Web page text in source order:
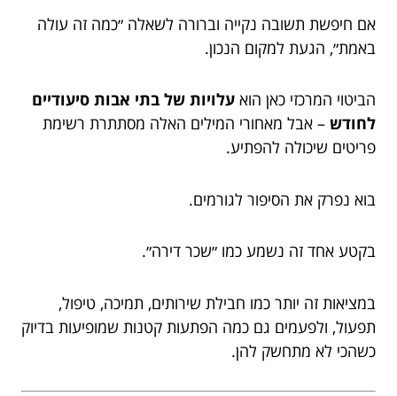
אם חיפשת תשובה נקייה וברורה לשאלה ״כמה זה עולה
באמת״, הגעת למקום הנכון.
הביטוי המרכזי כאן הוא עלויות של בתי אבות סיעודיים
לחודש – אבל מאחורי המילים האלה מסתתרת רשימת
פריטים שיכולה להפתיע.
בוא נפרק את הסיפור לגורמים.
בקטע אחד זה נשמע כמו ״שכר דירה״.
במציאות זה יותר כמו חבילת שירותים, תמיכה, טיפול,
תפעול, ולפעמים גם כמה הפתעות קטנות שמופיעות בדיוק
כשהכי לא מתחשק להן.